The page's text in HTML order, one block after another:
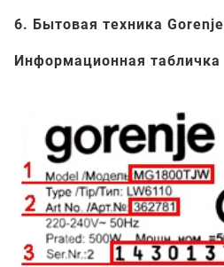
6. Бытовая техника Gorenje
Информационная табличка